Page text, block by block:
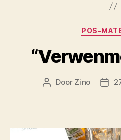
POS-
Berichtauteur
Door Zino